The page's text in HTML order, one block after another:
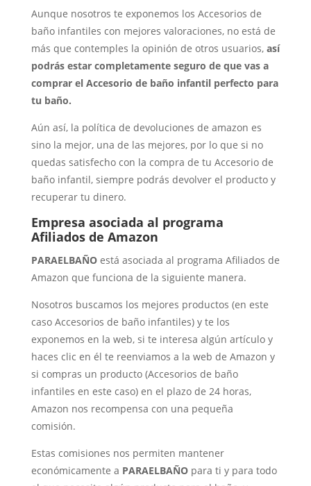
Aunque nosotros te exponemos los Accesorios de
baño infantiles con mejores valoraciones, no está de
más que contemples la opinión de otros usuarios, así
podrás estar completamente seguro de que vas a
comprar el Accesorio de baño infantil perfecto para
tu baño.
Aún así, la política de devoluciones de amazon es
sino la mejor, una de las mejores, por lo que si no
quedas satisfecho con la compra de tu Accesorio de
baño infantil, siempre podrás devolver el producto y
recuperar tu dinero.
Empresa asociada al programa
Afiliados de Amazon
PARAELBAÑOestá asociada al programa Afiliados de
Amazon que funciona de la siguiente manera.
Nosotros buscamos los mejores productos (en este
caso Accesorios de baño infantiles) y te los
exponemos en la web, si te interesa algún artículo y
haces clic en él te reenviamos a la web de Amazon y
si compras un producto (Accesorios de baño
infantiles en este caso) en el plazo de 24 horas,
Amazon nos recompensa con una pequeña
comisión.
Estas comisiones nos permiten mantener
económicamente a PARAELBAÑOpara ti y para todo